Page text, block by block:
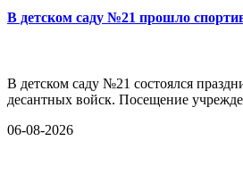
В детском саду №21 прошло
В детском саду №21 состоялся
десантных войск. Посещение
06-08-2026